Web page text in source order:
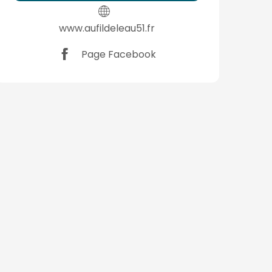
www.aufildeleau51.fr
Page Facebook